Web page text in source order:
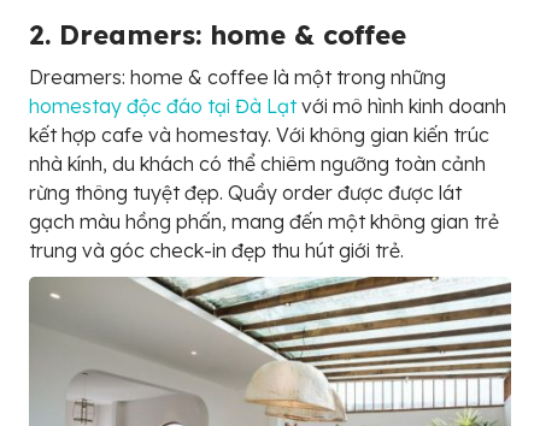
2. Dreamers: home & coffee
Dreamers: home & coffee là một trong những
homestay độc đáo tại Đà Lạtvới mô hình kinh doanh
kết hợp cafe và homestay. Với không gian kiến trúc
nhà kính, du khách có thể chiêm ngưỡng toàn cảnh
rừng thông tuyệt đẹp. Quầy order được được lát
gạch màu hồng phấn, mang đến một không gian trẻ
trung và góc check-in đẹp thu hút giới trẻ.